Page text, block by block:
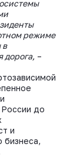
режиме
в
дорога, –
до
и
бизнеса,